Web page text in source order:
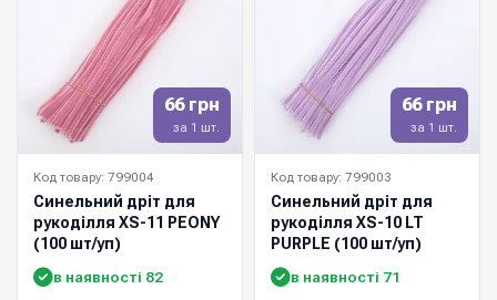
66 грн
за 1 шт.
Код товару: 799004
Синельний дріт для
рукоділля XS-11 PEONY
(100 шт/уп)
в наявності 82
66 грн
за 1 шт.
Код товару: 799003
Синельний дріт для
рукоділля XS-10 LT
PURPLE (100 шт/уп)
в наявності 71